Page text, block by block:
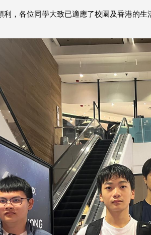
利，各位同學大致已適應了校園及香港的